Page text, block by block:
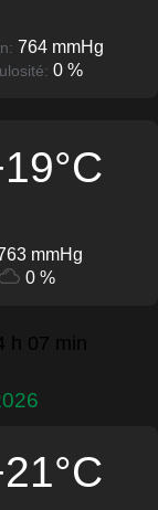
764 mmHg
0 %
mmHg
0 %
h 07 min